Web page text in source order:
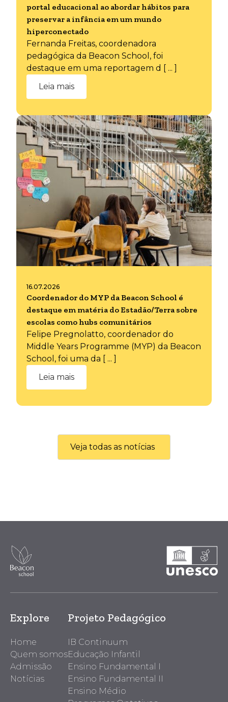
portal educacional ao abordar hábitos para
preservar a infância em um mundo
hiperconectado
Fernanda Freitas, coordenadora
pedagógica da Beacon School, foi
destaque em uma reportagem d [ ... ]
Leia mais
16.07.2026
Coordenador do MYP da Beacon School é
destaque em matéria do Estadão/Terra sobre
escolas como hubs comunitários
Felipe Pregnolatto, coordenador do
Middle Years Programme (MYP) da Beacon
School, foi uma da [ ... ]
Leia mais
Veja todas as notícias
Explore
Home
Quem somos
Admissão
Notícias
Projeto Pedagógico
IB Continuum
Educação Infantil
Ensino Fundamental I
Ensino Fundamental II
Ensino Médio